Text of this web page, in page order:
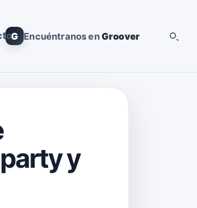
G Encuéntranos enGroover
y